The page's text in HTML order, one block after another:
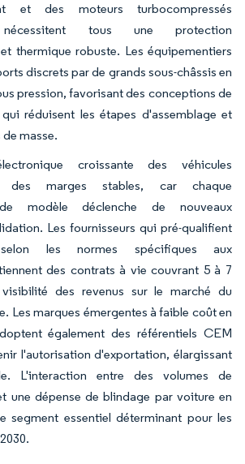
et des moteurs turbocompressés
tous une protection
thermique robuste. Les équipementiers
discrets par de grands sous-châssis en
pression, favorisant des conceptions de
réduisent les étapes d'assemblage et
masse.
croissante des véhicules
des marges stables, car chaque
de modèle déclenche de nouveaux
Les fournisseurs qui pré-qualifient
les normes spécifiques aux
des contrats à vie couvrant 5 à 7
des revenus sur le marché du
Les marques émergentes à faible coût en
également des référentiels CEM
l'autorisation d'exportation, élargissant
L'interaction entre des volumes de
une dépense de blindage par voiture en
segment essentiel déterminant pour les